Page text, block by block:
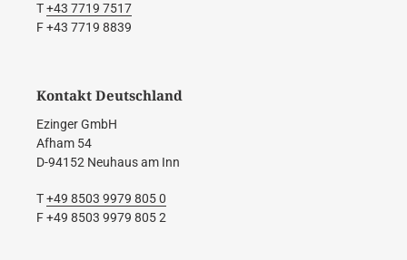
T+43 7719 7517
F +43 7719 8839
Kontakt Deutschland
Ezinger GmbH
Afham 54
D-94152 Neuhaus am Inn
T+49 8503 9979 805 0
F +49 8503 9979 805 2